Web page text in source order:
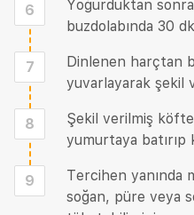
6
Yoğurduktan
buzdolabında 30
7
Dinlenen harçtan
yuvarlayarak şekil
8
Şekil verilmiş
yumurtaya batırıp
9
Tercihen yanında
soğan, püre veya